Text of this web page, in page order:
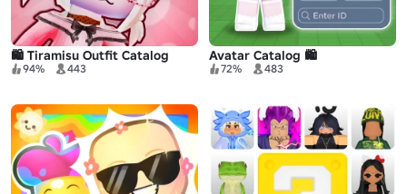
🛍️ Tiramisu Outfit Catalog
94% 443
Avatar Catalog 🛍️
72% 483